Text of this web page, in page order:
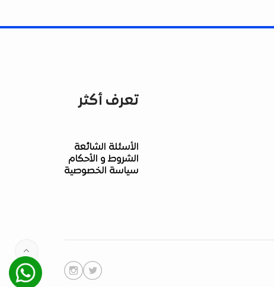
Whatsapp
تعرف أكثر
الأسئلة الشائعة
الشروط و الأحكام
سياسة الخصوصية